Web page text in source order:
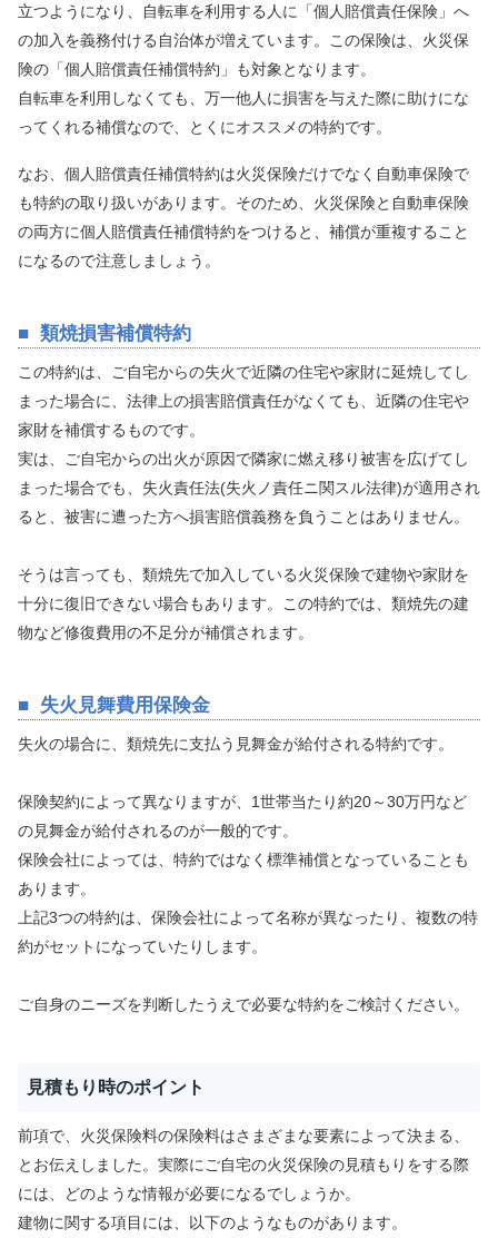
立つようになり、自転車を利用する人に「個人賠償責任保険」へ
の加入を義務付ける自治体が増えています。この保険は、火災保
険の「個人賠償責任補償特約」も対象となります。
自転車を利用しなくても、万一他人に損害を与えた際に助けにな
ってくれる補償なので、とくにオススメの特約です。
なお、個人賠償責任補償特約は火災保険だけでなく自動車保険で
も特約の取り扱いがあります。そのため、火災保険と自動車保険
の両方に個人賠償責任補償特約をつけると、補償が重複すること
になるので注意しましょう。
類焼損害補償特約
この特約は、ご自宅からの失火で近隣の住宅や家財に延焼してし
まった場合に、法律上の損害賠償責任がなくても、近隣の住宅や
家財を補償するものです。
実は、ご自宅からの出火が原因で隣家に燃え移り被害を広げてし
まった場合でも、失火責任法(失火ノ責任ニ関スル法律)が適用され
ると、被害に遭った方へ損害賠償義務を負うことはありません。
そうは言っても、類焼先で加入している火災保険で建物や家財を
十分に復旧できない場合もあります。この特約では、類焼先の建
物など修復費用の不足分が補償されます。
失火見舞費用保険金
失火の場合に、類焼先に支払う見舞金が給付される特約です。
保険契約によって異なりますが、1世帯当たり約20～30万円など
の見舞金が給付されるのが一般的です。
保険会社によっては、特約ではなく標準補償となっていることも
あります。
上記3つの特約は、保険会社によって名称が異なったり、複数の特
約がセットになっていたりします。
ご自身のニーズを判断したうえで必要な特約をご検討ください。
見積もり時のポイント
前項で、火災保険料の保険料はさまざまな要素によって決まる、
とお伝えしました。実際にご自宅の火災保険の見積もりをする際
には、どのような情報が必要になるでしょうか。
建物に関する項目には、以下のようなものがあります。